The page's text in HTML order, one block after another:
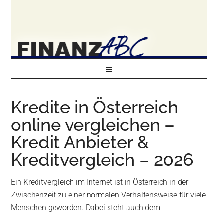
Kredite in Österreich
online vergleichen –
Kredit Anbieter &
Kreditvergleich – 2026
Ein Kreditvergleich im Internet ist in Österreich in der
Zwischenzeit zu einer normalen Verhaltensweise für viele
Menschen geworden. Dabei steht auch dem